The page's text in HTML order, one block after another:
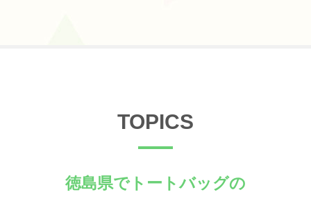
TOPICS
徳島県でトートバッグの